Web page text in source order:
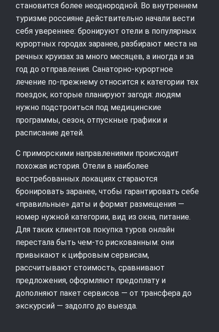
становится более неоднородной. Во внутреннем
туризме россияне действительно начали вести
себя увереннее: бронируют отели в популярных
курортных городах заранее, разбирают места на
речных круизах за много месяцев, а иногда и за
год до отправления. Санаторно‑курортное
лечение по-прежнему относится к категории тех
поездок, которые планируют загодя: людям
нужно подстроиться под медицинские
программы, сезон, отпускные графики и
расписание детей.
С приморскими направлениями происходит
похожая история. Отели в наиболее
востребованных локациях стараются
бронировать заранее, чтобы гарантировать себе
«правильные» даты и формат размещения —
номер нужной категории, вид из окна, питание.
Для таких клиентов покупка туров онлайн
перестала быть чем‑то рискованным: они
привыкают к цифровым сервисам,
рассчитывают стоимость, сравнивают
предложения, оформляют предоплату и
дополняют пакет сервисов — от трансфера до
экскурсий — задолго до выезда.